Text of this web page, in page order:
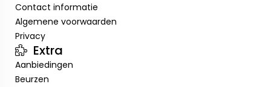
Contact informatie
Algemene voorwaarden
Privacy
Extra
Aanbiedingen
Beurzen